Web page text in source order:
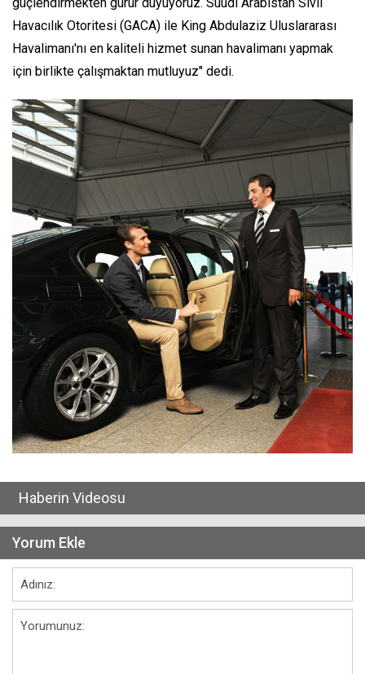
Havacılık Otoritesi (GACA) ile King Abdulaziz Uluslararası
Havalimanı'nı en kaliteli hizmet sunan havalimanı yapmak
için birlikte çalışmaktan mutluyuz" dedi.
Haberin Videosu
Yorum Ekle